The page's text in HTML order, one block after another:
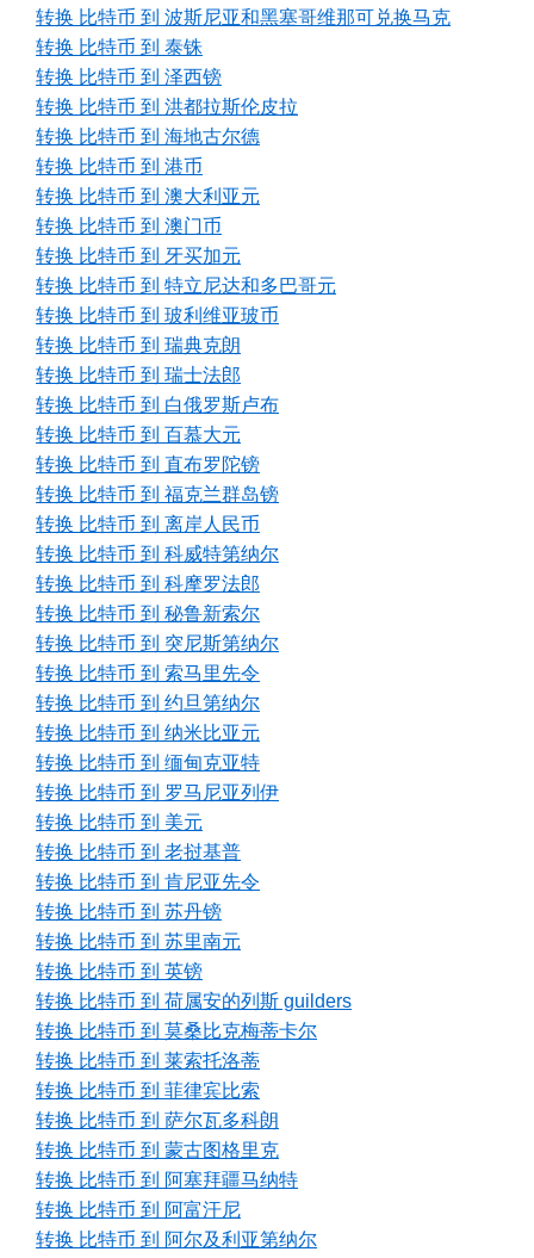
转换 比特币 到 波斯尼亚和黑塞哥维那可兑换马克
转换 比特币 到 泰铢
转换 比特币 到 泽西镑
转换 比特币 到 洪都拉斯伦皮拉
转换 比特币 到 海地古尔德
转换 比特币 到 港币
转换 比特币 到 澳大利亚元
转换 比特币 到 澳门币
转换 比特币 到 牙买加元
转换 比特币 到 特立尼达和多巴哥元
转换 比特币 到 玻利维亚玻币
转换 比特币 到 瑞典克朗
转换 比特币 到 瑞士法郎
转换 比特币 到 白俄罗斯卢布
转换 比特币 到 百慕大元
转换 比特币 到 直布罗陀镑
转换 比特币 到 福克兰群岛镑
转换 比特币 到 离岸人民币
转换 比特币 到 科威特第纳尔
转换 比特币 到 科摩罗法郎
转换 比特币 到 秘鲁新索尔
转换 比特币 到 突尼斯第纳尔
转换 比特币 到 索马里先令
转换 比特币 到 约旦第纳尔
转换 比特币 到 纳米比亚元
转换 比特币 到 缅甸克亚特
转换 比特币 到 罗马尼亚列伊
转换 比特币 到 美元
转换 比特币 到 老挝基普
转换 比特币 到 肯尼亚先令
转换 比特币 到 苏丹镑
转换 比特币 到 苏里南元
转换 比特币 到 英镑
转换 比特币 到 荷属安的列斯 guilders
转换 比特币 到 莫桑比克梅蒂卡尔
转换 比特币 到 莱索托洛蒂
转换 比特币 到 菲律宾比索
转换 比特币 到 萨尔瓦多科朗
转换 比特币 到 蒙古图格里克
转换 比特币 到 阿塞拜疆马纳特
转换 比特币 到 阿富汗尼
转换 比特币 到 阿尔及利亚第纳尔